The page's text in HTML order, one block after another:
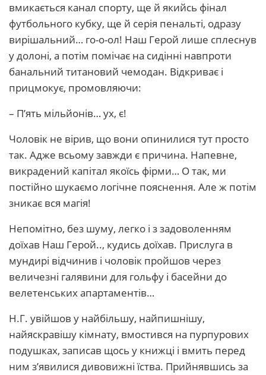
вмикається канал спорту, ще й якийсь фінал
футбольного кубку, ще й серія пенальті, одразу
вирішальний… го-о-ол! Наш Герой лише сплеснув
у долоні, а потім помічає на сидінні навпроти
банальний титановий чемодан. Відкриває і
прицмокує, промовляючи:
– П’ять мільйонів… ух, є!
Чоловік не вірив, що вони опинилися тут просто
так. Адже всьому завжди є причина. Напевне,
викрадений капітал якоїсь фірми… О так, ми
постійно шукаємо логічне пояснення. Але ж потім
зникає вся магія!
Непомітно, без шуму, легко і з задоволенням
доїхав Наш Герой.., кудись доїхав. Прислуга в
мундирі відчинив і чоловік пройшов через
величезні галявини для гольфу і басейни до
велетенських апартаментів…
Н.Г. увійшов у найбільшу, найпишнішу,
найяскравішу кімнату, вмостився на пурпурових
подушках, записав щось у книжці і вмить перед
ним з’явилися дивовижні їства. Прийнявшись за